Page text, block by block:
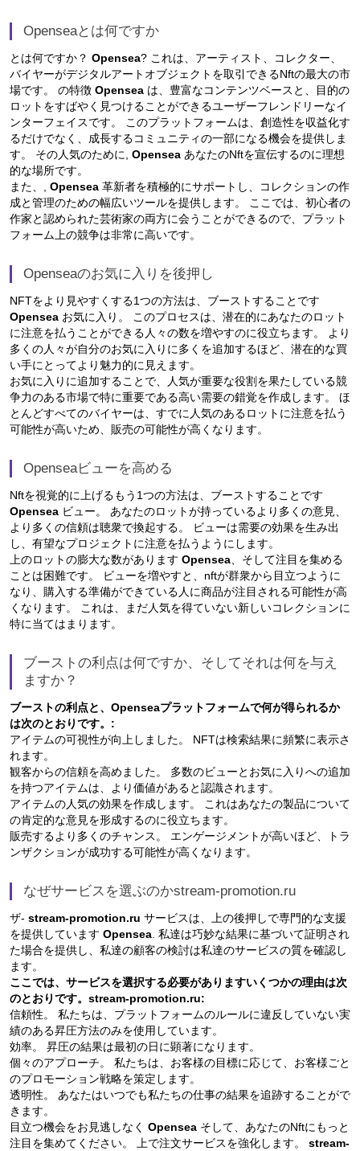
Openseaとは何ですか
とは何ですか？ Opensea? これは、アーティスト、コレクター、
バイヤーがデジタルアートオブジェクトを取引できるNftの最大の市
場です。 の特徴 Opensea は、豊富なコンテンツベースと、目的の
ロットをすばやく見つけることができるユーザーフレンドリーなイ
ンターフェイスです。 このプラットフォームは、創造性を収益化す
るだけでなく、成長するコミュニティの一部になる機会を提供しま
す。 その人気のために, Opensea あなたのNftを宣伝するのに理想
的な場所です。
また、, Opensea 革新者を積極的にサポートし、コレクションの作
成と管理のための幅広いツールを提供します。 ここでは、初心者の
作家と認められた芸術家の両方に会うことができるので、プラット
フォーム上の競争は非常に高いです。
Openseaのお気に入りを後押し
NFTをより見やすくする1つの方法は、ブーストすることです
Opensea お気に入り。 このプロセスは、潜在的にあなたのロット
に注意を払うことができる人々の数を増やすのに役立ちます。 より
多くの人々が自分のお気に入りに多くを追加するほど、潜在的な買
い手にとってより魅力的に見えます。
お気に入りに追加することで、人気が重要な役割を果たしている競
争力のある市場で特に重要である高い需要の錯覚を作成します。 ほ
とんどすべてのバイヤーは、すでに人気のあるロットに注意を払う
可能性が高いため、販売の可能性が高くなります。
Openseaビューを高める
Nftを視覚的に上げるもう1つの方法は、ブーストすることです
Opensea ビュー。 あなたのロットが持っているより多くの意見、
より多くの信頼は聴衆で換起する。 ビューは需要の効果を生み出
し、有望なプロジェクトに注意を払うようにします。
上のロットの膨大な数があります Opensea、そして注目を集める
ことは困難です。 ビューを増やすと、nftが群衆から目立つように
なり、購入する準備ができている人に商品が注目される可能性が高
くなります。 これは、まだ人気を得ていない新しいコレクションに
特に当てはまります。
ブーストの利点は何ですか、そしてそれは何を与え
ますか？
ブーストの利点と、Openseaプラットフォームで何が得られるか
は次のとおりです。:
アイテムの可視性が向上しました。 NFTは検索結果に頻繁に表示さ
れます。
観客からの信頼を高めました。 多数のビューとお気に入りへの追加
を持つアイテムは、より価値があると認識されます。
アイテムの人気の効果を作成します。 これはあなたの製品について
の肯定的な意見を形成するのに役立ちます。
販売するより多くのチャンス。 エンゲージメントが高いほど、トラ
ンザクションが成功する可能性が高くなります。
なぜサービスを選ぶのかstream-promotion.ru
ザ- stream-promotion.ru サービスは、上の後押しで専門的な支援
を提供しています Opensea. 私達は巧妙な結果に基づいて証明され
た場合を提供し、私達の顧客の検討は私達のサービスの質を確認し
ます。
ここでは、サービスを選択する必要がありますいくつかの理由は次
のとおりです。stream-promotion.ru:
信頼性。 私たちは、プラットフォームのルールに違反していない実
績のある昇圧方法のみを使用しています。
効率。 昇圧の結果は最初の日に顕著になります。
個々のアプローチ。 私たちは、お客様の目標に応じて、お客様ごと
のプロモーション戦略を策定します。
透明性。 あなたはいつでも私たちの仕事の結果を追跡することがで
きます。
目立つ機会をお見逃しなく Opensea そして、あなたのNftにもっと
注目を集めてください。 上で注文サービスを強化します。 stream-